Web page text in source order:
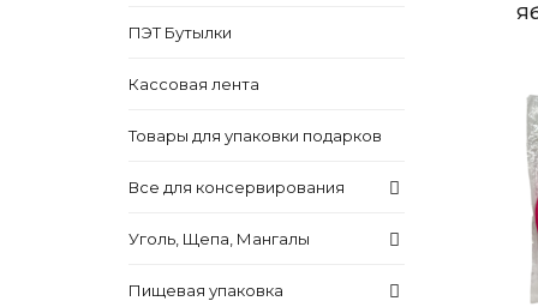
ПЭТ Бутылки
Кассовая лента
Товары для упаковки подарков
Все для консервирования
Уголь, Щепа, Мангалы
Пищевая упаковка